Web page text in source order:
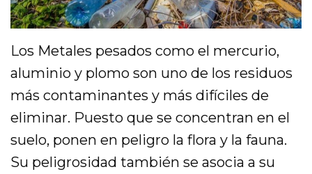
Los Metales pesados como el mercurio,
aluminio y plomo son uno de los residuos
más contaminantes y más difíciles de
eliminar. Puesto que se concentran en el
suelo, ponen en peligro la flora y la fauna.
Su peligrosidad también se asocia a su